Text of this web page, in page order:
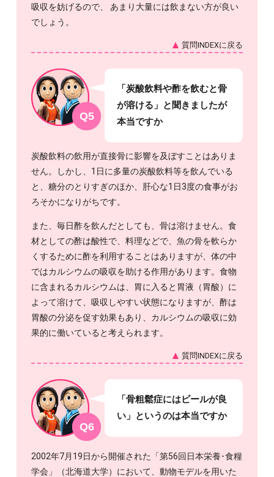
吸収を妨げるので、 あまり大量には飲まない方が良い
でしょう。
質問INDEXに戻る
Q5
「炭酸飲料や酢を飲むと骨
が溶ける」と聞きましたが
本当ですか
炭酸飲料の飲用が直接骨に影響を及ぼすことはありま
せん。しかし、1日に多量の炭酸飲料等を飲んでいる
と、糖分のとりすぎのほか、肝心な1日3度の食事がお
ろそかになりがちです。
また、毎日酢を飲んだとしても、骨は溶けません。食
材としての酢は酸性で、料理などで、魚の骨を軟らか
くするために酢を利用することはありますが、体の中
ではカルシウムの吸収を助ける作用があります。食物
に含まれるカルシウムは、胃に入ると胃液（胃酸）に
よって溶けて、吸収しやすい状態になりますが、酢は
胃酸の分泌を促す効果もあり、カルシウムの吸収に効
果的に働いていると考えられます。
質問INDEXに戻る
Q6
「骨粗鬆症にはビールが良
い」というのは本当ですか
2002年7月19日から開催された「第56回日本栄養･食糧
学会」（北海道大学）において、動物モデルを用いた